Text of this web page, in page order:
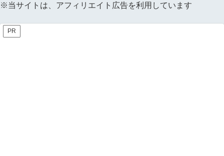
※当サイトは、アフィリエイト広告を利用しています
PR